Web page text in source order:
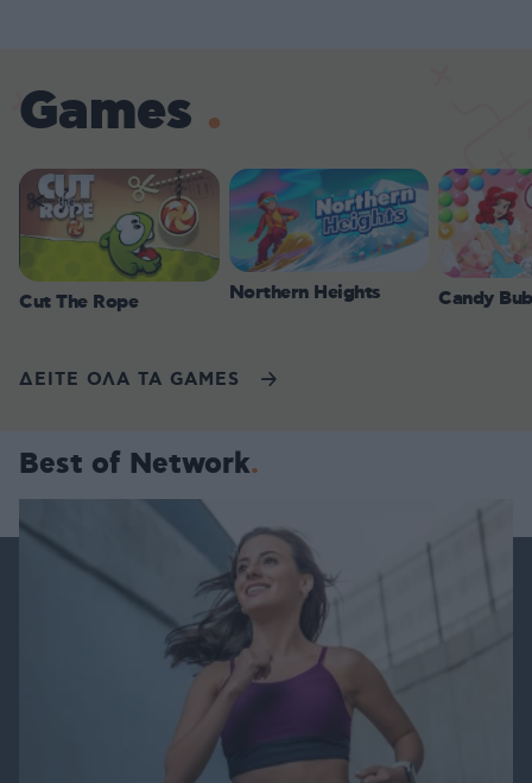
Games
Cut The Rope Northern Heights Candy
ΔΕΙΤΕ ΟΛΑ ΤΑ GAMES
Best of Network